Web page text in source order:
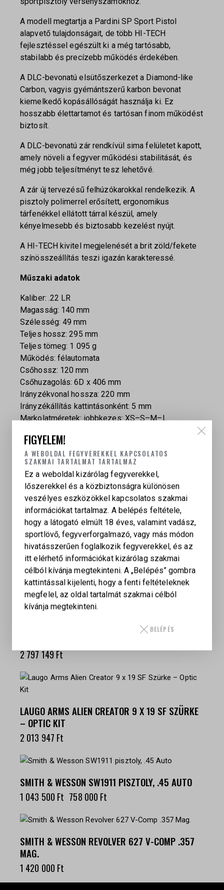
A modell megtartja a Pardini SP Sport Pistol
alapvető tulajdonságait, de több HI-TECH
fejlesztéssel egészült ki a még tartósabb,
stabilabb és precízebb működés érdekében.
A DLC-bevonatú elsütőszerkezet a Diamond-like
Carbon, vagyis gyémántszerű karbon bevonat
kiemelkedő kopásállóságát használja ki. Ez
hosszabb élettartamot és tartósan finom működést
biztosít.
A DLC-bevonatú zár rendkívül sima felületet kapott,
amely növeli a fegyver működési stabilitását, és
még jobb teljesítményt tesz lehetővé.
A zár új tervezésű felhúzókarokkal rendelkezik. A
pisztoly polimerrel erősített, ergonomikus
tárfenékkel ellátott tárral készül, amely
kényelmesebb és biztosabb kezelést nyújt.
A HI-TECH kivitel megjelenését a brit zöld/fekete
színösszeállítás teszi igazán karakteressé.
Műszaki adatok
Kaliber: .22 LR
Magasság: 140 mm
Szélesség: 49 mm
Teljes hossz: 295 mm
Teljes tömeg: 1 095 g
Működés: félautomata
Csőhossz: 120 mm
Csőhuzagolás: 6D x 406 mm
Irányzékvonal hossza: 220 mm
Irányzékállítás kattintásonként: 5 mm
Markolatméretek: jobbkezes: XS–S–M–L
TÖMEG
N/A
PARDINI
Fekete, Zöld
KAPCSOLÓDÓ TERMÉKEK
LAUGO ARMS ALIEN FULL KIT 9 X 19 ROSÉ-GOLD
2 797 149Ft
LAUGO ARMS ALIEN CREATOR 9 X 19 SF SZÜRKE
– OPTIC KIT
2 013 947 Ft
SMITH & WESSON SW1911 PISZTOLY, .45 AUTO
1 043 500 Ft 758 000 Ft
SMITH & WESSON REVOLVER 627 V-COMP .357
MAG.
1 420 000 Ft
FIGYELEM!
A WEBOLDAL FEGYVEREKKEL KAPCSOLATOS
SZAKMAI TARTALMAT TARTALMAZ
Ez a weboldal kizárólag fegyverekkel,
lőszerekkel és a közbiztonságra különösen
veszélyes eszközökkel kapcsolatos szakmai
információkat tartalmaz. A belépés feltétele,
hogy a látogató elmúlt 18 éves, valamint vadász,
sportlövő, fegyverforgalmazó, vagy más módon
hivatásszerűen foglalkozik fegyverekkel, és az
itt elérhető információkat kizárólag szakmai
célból kívánja megtekinteni. A „Belépés” gombra
kattintással kijelenti, hogy a fenti feltételeknek
megfelel, az oldal tartalmát szakmai célból
kívánja megtekinteni.
BELÉPÉS